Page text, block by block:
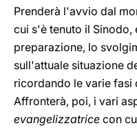
Prenderà l'avvio dal
cui s'è tenuto il Sinodo,
preparazione, lo
sull'attuale situazione
ricordando le varie
Affronterà, poi, i vari
evangelizzatrice con